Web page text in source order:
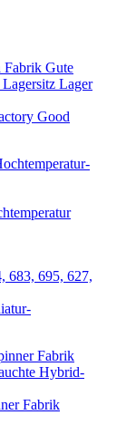
Good
Fabrik